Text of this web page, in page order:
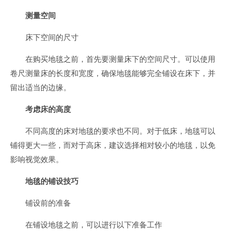
测量空间
床下空间的尺寸
在购买地毯之前，首先要测量床下的空间尺寸。可以使用
卷尺测量床的长度和宽度，确保地毯能够完全铺设在床下，并
留出适当的边缘。
考虑床的高度
不同高度的床对地毯的要求也不同。对于低床，地毯可以
铺得更大一些，而对于高床，建议选择相对较小的地毯，以免
影响视觉效果。
地毯的铺设技巧
铺设前的准备
在铺设地毯之前，可以进行以下准备工作